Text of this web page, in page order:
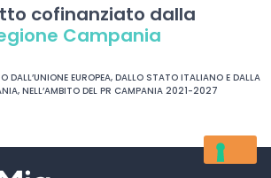
cofinanziato dalla
Campania
DALL’UNIONE EUROPEA, DALLO STATO ITALIANO E DALLA
NELL’AMBITO DEL PR CAMPANIA 2021-2027